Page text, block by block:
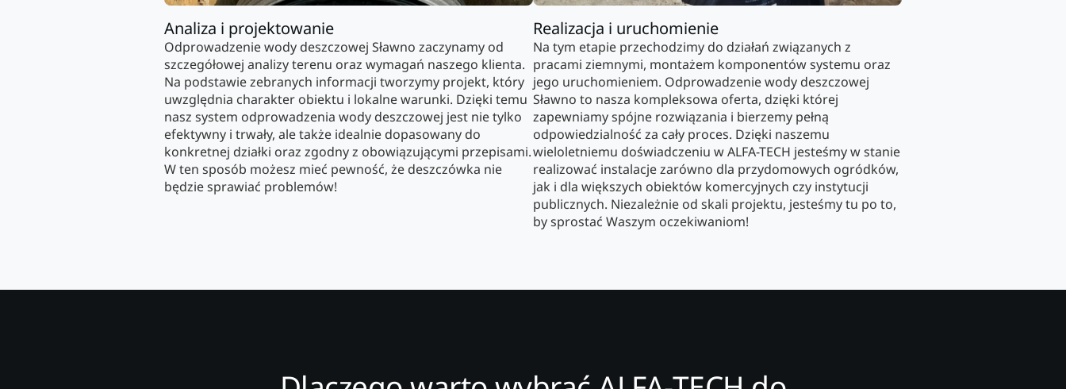
Analiza i projektowanie
Odprowadzenie wody deszczowej Sławno zaczynamy od
szczegółowej analizy terenu oraz wymagań naszego klienta.
Na podstawie zebranych informacji tworzymy projekt, który
uwzględnia charakter obiektu i lokalne warunki. Dzięki temu
nasz system odprowadzenia wody deszczowej jest nie tylko
efektywny i trwały, ale także idealnie dopasowany do
konkretnej działki oraz zgodny z obowiązującymi przepisami.
W ten sposób możesz mieć pewność, że deszczówka nie
będzie sprawiać problemów!
Realizacja i uruchomienie
Na tym etapie przechodzimy do działań związanych z
pracami ziemnymi, montażem komponentów systemu oraz
jego uruchomieniem. Odprowadzenie wody deszczowej
Sławno to nasza kompleksowa oferta, dzięki której
zapewniamy spójne rozwiązania i bierzemy pełną
odpowiedzialność za cały proces. Dzięki naszemu
wieloletniemu doświadczeniu w ALFA-TECH jesteśmy w stanie
realizować instalacje zarówno dla przydomowych ogródków,
jak i dla większych obiektów komercyjnych czy instytucji
publicznych. Niezależnie od skali projektu, jesteśmy tu po to,
by sprostać Waszym oczekiwaniom!